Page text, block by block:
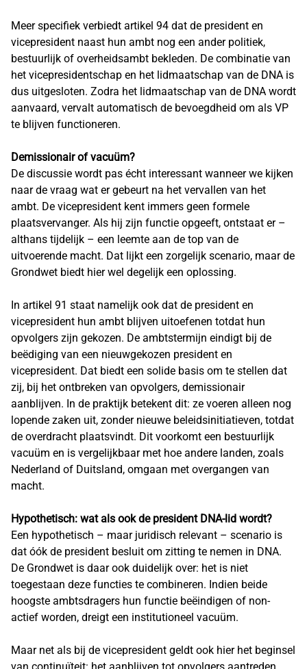
Meer specifiek verbiedt artikel 94 dat de president en
vicepresident naast hun ambt nog een ander politiek,
bestuurlijk of overheidsambt bekleden. De combinatie van
het vicepresidentschap en het lidmaatschap van de DNA is
dus uitgesloten. Zodra het lidmaatschap van de DNA wordt
aanvaard, vervalt automatisch de bevoegdheid om als VP
te blijven functioneren.
Demissionair of vacuüm?
De discussie wordt pas écht interessant wanneer we kijken
naar de vraag wat er gebeurt na het vervallen van het
ambt. De vicepresident kent immers geen formele
plaatsvervanger. Als hij zijn functie opgeeft, ontstaat er –
althans tijdelijk – een leemte aan de top van de
uitvoerende macht. Dat lijkt een zorgelijk scenario, maar de
Grondwet biedt hier wel degelijk een oplossing.
In artikel 91 staat namelijk ook dat de president en
vicepresident hun ambt blijven uitoefenen totdat hun
opvolgers zijn gekozen. De ambtstermijn eindigt bij de
beëdiging van een nieuwgekozen president en
vicepresident. Dat biedt een solide basis om te stellen dat
zij, bij het ontbreken van opvolgers, demissionair
aanblijven. In de praktijk betekent dit: ze voeren alleen nog
lopende zaken uit, zonder nieuwe beleidsinitiatieven, totdat
de overdracht plaatsvindt. Dit voorkomt een bestuurlijk
vacuüm en is vergelijkbaar met hoe andere landen, zoals
Nederland of Duitsland, omgaan met overgangen van
macht.
Hypothetisch: wat als ook de president DNA-lid wordt?
Een hypothetisch – maar juridisch relevant – scenario is
dat óók de president besluit om zitting te nemen in DNA.
De Grondwet is daar ook duidelijk over: het is niet
toegestaan deze functies te combineren. Indien beide
hoogste ambtsdragers hun functie beëindigen of non-
actief worden, dreigt een institutioneel vacuüm.
Maar net als bij de vicepresident geldt ook hier het beginsel